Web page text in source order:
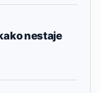
nestaje